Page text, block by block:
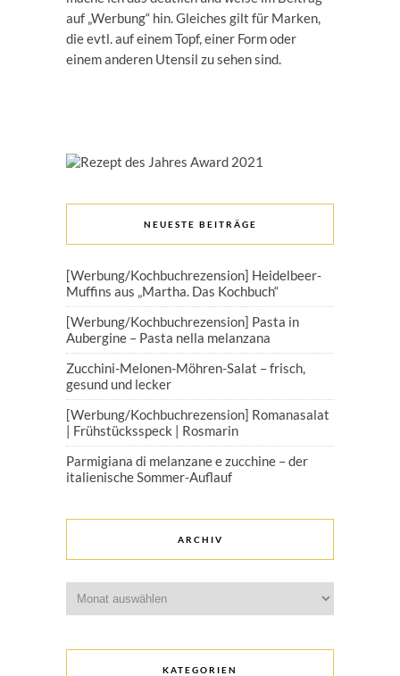
auf „Werbung“ hin. Gleiches gilt für Marken,
die evtl. auf einem Topf, einer Form oder
einem anderen Utensil zu sehen sind.
NEUESTE BEITRÄGE
[Werbung/Kochbuchrezension] Heidelbeer-
Muffins aus „Martha. Das Kochbuch“
[Werbung/Kochbuchrezension] Pasta in
Aubergine – Pasta nella melanzana
Zucchini-Melonen-Möhren-Salat – frisch,
gesund und lecker
[Werbung/Kochbuchrezension] Romanasalat
| Frühstücksspeck | Rosmarin
Parmigiana di melanzane e zucchine – der
italienische Sommer-Auflauf
ARCHIV
KATEGORIEN